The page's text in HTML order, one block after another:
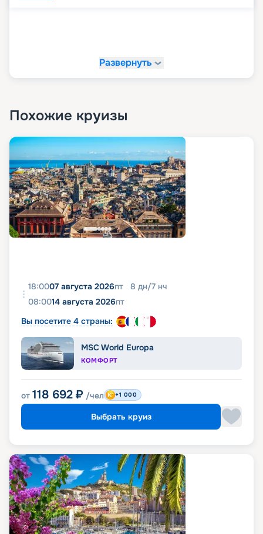
Развернуть
Похожие круизы
18:0007 августа 2026пт 8 дн/7 нч
08:0014 августа 2026пт
Вы посетите 4 страны:
MSC World Europa
КОМФОРТ
от 118 692 ₽ /чел +1 000
Выбрать круиз